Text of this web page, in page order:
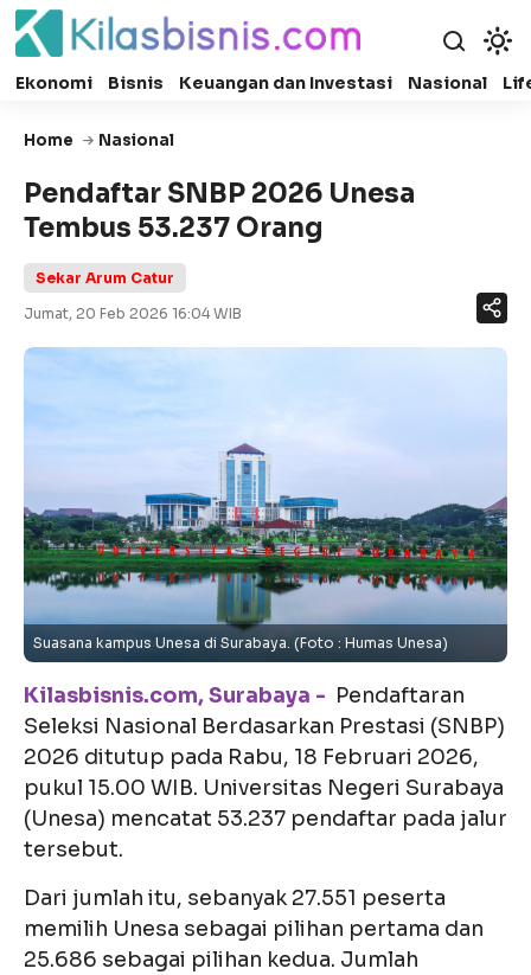
Ekonomi Bisnis Keuangan dan Investasi Nasional
Home Nasional
Pendaftar SNBP 2026 Unesa
Tembus 53.237 Orang
Sekar Arum Catur
Jumat, 20 Feb 2026 16:04 WIB
Suasana kampus Unesa di Surabaya. (Foto : Humas Unesa)
Kilasbisnis.com, Surabaya - Pendaftaran
Seleksi Nasional Berdasarkan Prestasi (SNBP)
2026 ditutup pada Rabu, 18 Februari 2026,
pukul 15.00 WIB. Universitas Negeri Surabaya
(Unesa) mencatat 53.237 pendaftar pada jalur
tersebut.
Dari jumlah itu, sebanyak 27.551 peserta
memilih Unesa sebagai pilihan pertama dan
25.686 sebagai pilihan kedua. Jumlah